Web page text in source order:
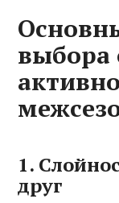
выбора
1.
друг